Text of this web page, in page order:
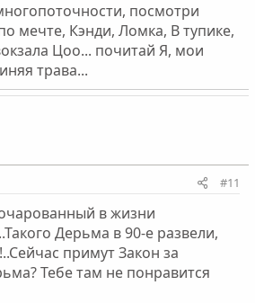
посмотри
мечте, Кэнди, Ломка, В тупике,
Цоо... почитай Я, мои
трава...
#11
в жизни
Дерьма в 90-е развели,
примут Закон за
Тебе там не понравится